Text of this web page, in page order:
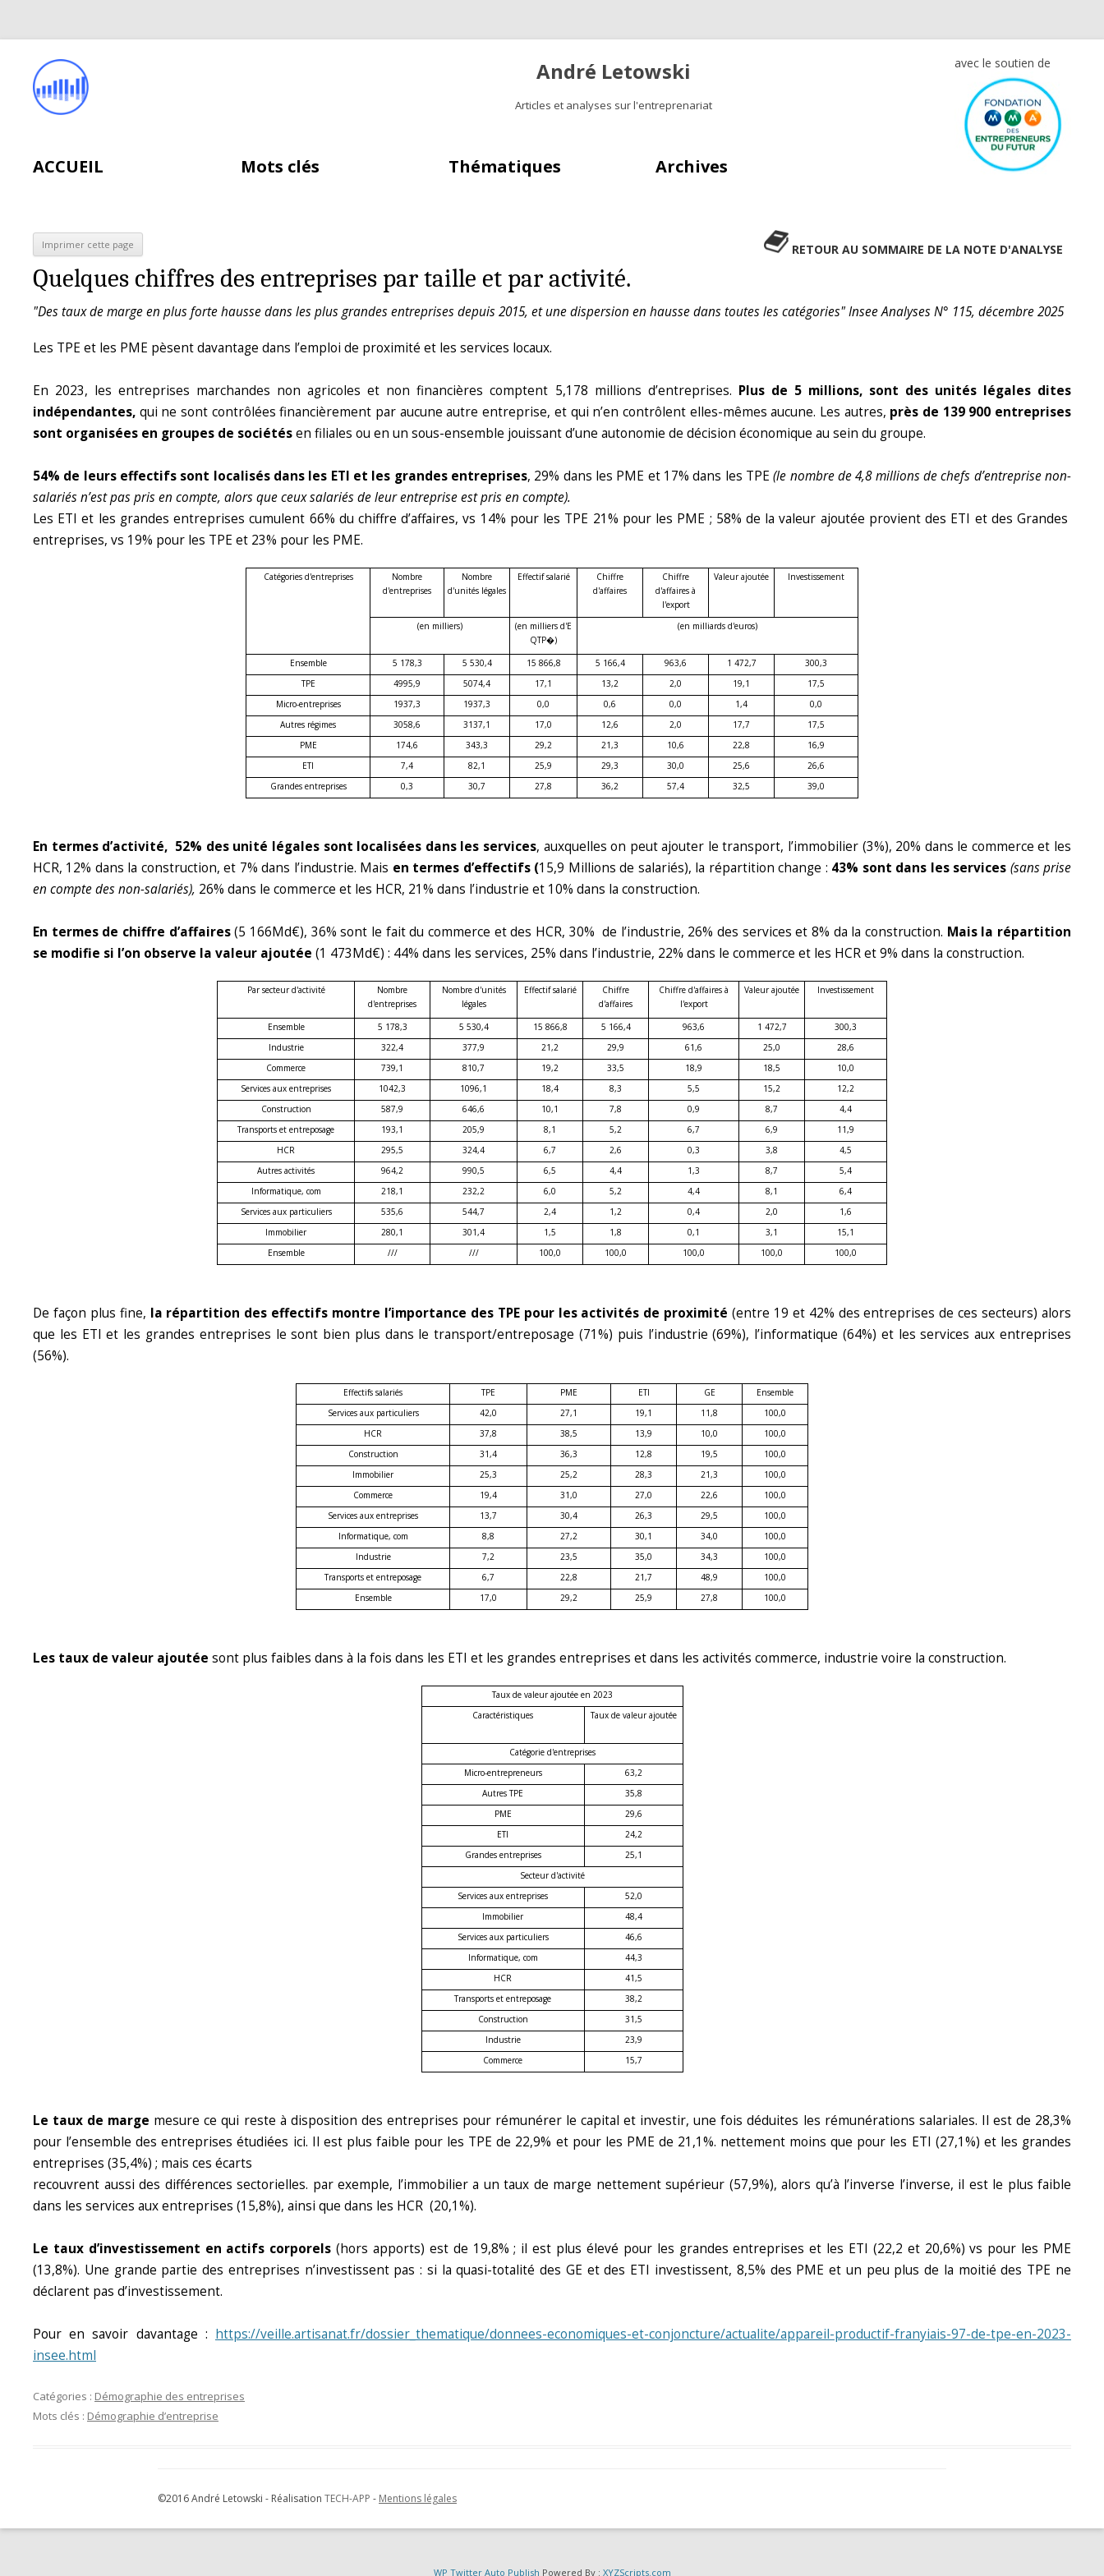
André Letowski
Articles et analyses sur l'entreprenariat
avec le soutien de
ACCUEIL Mots clés Thématiques Archives
RETOUR AU SOMMAIRE DE LA NOTE D'ANALYSE
Quelques chiffres des entreprises par taille et par activité.
"Des taux de marge en plus forte hausse dans les plus grandes entreprises depuis 2015, et une dispersion en hausse dans toutes les catégories" Insee Analyses N° 115, décembre 2025
Les TPE et les PME pèsent davantage dans l’emploi de proximité et les services locaux.
En 2023, les entreprises marchandes non agricoles et non financières comptent 5,178 millions d’entreprises. Plus de 5 millions, sont des unités légales dites
indépendantes, qui ne sont contrôlées financièrement par aucune autre entreprise, et qui n’en contrôlent elles-mêmes aucune. Les autres, près de 139 900 entreprises
sont organisées en groupes de sociétésen filiales ou en un sous-ensemble jouissant d’une autonomie de décision économique au sein du groupe.
54% de leurs effectifs sont localisés dans les ETI et les grandes entreprises, 29% dans les PME et 17% dans les TPE(le nombre de 4,8 millions de chefs d’entreprise non-
salariés n’est pas pris en compte, alors que ceux salariés de leur entreprise est pris en compte).
Les ETI et les grandes entreprises cumulent 66% du chiffre d’affaires, vs 14% pour les TPE 21% pour les PME ; 58% de la valeur ajoutée provient des ETI et des Grandes
entreprises, vs 19% pour les TPE et 23% pour les PME.
Catégories d'entreprises
Nombre
d'entreprises
Nombre
d'unités légales
Effectif salarié
Chiffre
d'affaires
Chiffre
d'affaires à
l'export
Valeur ajoutée Investissement
(en milliers)
(en milliers d'E
QTP�)
(en milliards d'euros)
Ensemble 5 178,3 5 530,4 15 866,8 5 166,4 963,6 1 472,7
300,3
TPE
4995,9 5074,4 17,1 13,2 2,0 19,1
17,5
Micro-entreprises
1937,3 1937,3 0,0 0,6 0,0 1,4
0,0
Autres régimes
3058,6 3137,1 17,0 12,6 2,0 17,7
17,5
PME
174,6 343,3 29,2 21,3 10,6 22,8
16,9
ETI
7,4 82,1 25,9 29,3 30,0 25,6
26,6
Grandes entreprises
0,3 30,7 27,8 36,2 57,4 32,5 39,0
En termes d’activité, 52% des unité légales sont localisées dans les services, auxquelles on peut ajouter le transport, l’immobilier (3%), 20% dans le commerce et les
HCR, 12% dans la construction, et 7% dans l’industrie. Mais en termes d’effectifs (15,9 Millions de salariés), la répartition change : 43% sont dans les services (sans prise
en compte des non-salariés), 26% dans le commerce et les HCR, 21% dans l’industrie et 10% dans la construction.
En termes de chiffre d’affaires(5 166Md€), 36% sont le fait du commerce et des HCR, 30% de l’industrie, 26% des services et 8% da la construction. Mais la répartition
se modifie si l’on observe la valeur ajoutée (1 473Md€) : 44% dans les services, 25% dans l’industrie, 22% dans le commerce et les HCR et 9% dans la construction.
Par secteur d'activité
Nombre
d'entreprises
Nombre d'unités
légales
Effectif salarié
Chiffre
d'affaires
Chiffre d'affaires à
l'export
Valeur ajoutée Investissement
Ensemble 5 178,3 5 530,4 15 866,8 5 166,4 963,6 1 472,7
300,3
Industrie
322,4 377,9 21,2 29,9 61,6 25,0
28,6
Commerce
739,1 810,7 19,2 33,5 18,9 18,5
10,0
Services aux entreprises
1042,3 1096,1 18,4 8,3 5,5 15,2
12,2
Construction
587,9 646,6 10,1 7,8 0,9 8,7
4,4
Transports et entreposage
193,1 205,9 8,1 5,2 6,7 6,9
11,9
HCR
295,5 324,4 6,7 2,6 0,3 3,8
4,5
Autres activités
964,2 990,5 6,5 4,4 1,3 8,7
5,4
Informatique, com
218,1 232,2 6,0 5,2 4,4 8,1
6,4
Services aux particuliers
535,6 544,7 2,4 1,2 0,4 2,0
1,6
Immobilier
280,1 301,4 1,5 1,8 0,1 3,1
15,1
Ensemble
/// /// 100,0 100,0 100,0 100,0 100,0
De façon plus fine, la répartition des effectifs montre l’importance des TPE pour les activités de proximité (entre 19 et 42% des entreprises de ces secteurs) alors
que les ETI et les grandes entreprises le sont bien plus dans le transport/entreposage (71%) puis l’industrie (69%), l’informatique (64%) et les services aux entreprises
(56%).
Effectifs salariés TPE PME ETI GE
Ensemble
Services aux particuliers
42,0 27,1 19,1 11,8
100,0
HCR
37,8 38,5 13,9 10,0
100,0
Construction
31,4 36,3 12,8 19,5
100,0
Immobilier
25,3 25,2 28,3 21,3
100,0
Commerce
19,4 31,0 27,0 22,6
100,0
Services aux entreprises
13,7 30,4 26,3 29,5
100,0
Informatique, com
8,8 27,2 30,1 34,0
100,0
Industrie
7,2 23,5 35,0 34,3
100,0
Transports et entreposage
6,7 22,8 21,7 48,9
100,0
Ensemble
17,0 29,2 25,9 27,8 100,0
Les taux de valeur ajoutée sont plus faibles dans à la fois dans les ETI et les grandes entreprises et dans les activités commerce, industrie voire la construction.
Taux de valeur ajoutée en 2023
Caractéristiques
Taux de valeur ajoutée
Catégorie d'entreprises
Micro-entrepreneurs
63,2
Autres TPE
35,8
PME
29,6
ETI
24,2
Grandes entreprises
25,1
Secteur d'activité
Services aux entreprises
52,0
Immobilier
48,4
Services aux particuliers
46,6
Informatique, com
44,3
HCR
41,5
Transports et entreposage
38,2
Construction
31,5
Industrie
23,9
Commerce
15,7
Le taux de marge mesure ce qui reste à disposition des entreprises pour rémunérer le capital et investir, une fois déduites les rémunérations salariales. Il est de 28,3%
pour l’ensemble des entreprises étudiées ici. Il est plus faible pour les TPE de 22,9% et pour les PME de 21,1%. nettement moins que pour les ETI (27,1%) et les grandes
entreprises (35,4%) ; mais ces écarts
recouvrent aussi des différences sectorielles. par exemple, l’immobilier a un taux de marge nettement supérieur (57,9%), alors qu’à l’inverse l’inverse, il est le plus faible
dans les services aux entreprises (15,8%), ainsi que dans les HCR (20,1%).
Le taux d’investissement en actifs corporels (hors apports) est de 19,8% ; il est plus élevé pour les grandes entreprises et les ETI (22,2 et 20,6%) vs pour les PME
(13,8%). Une grande partie des entreprises n’investissent pas : si la quasi-totalité des GE et des ETI investissent, 8,5% des PME et un peu plus de la moitié des TPE ne
déclarent pas d’investissement.
Pour en savoir davantage : https://veille.artisanat.fr/dossier_thematique/donnees-economiques-et-conjoncture/actualite/appareil-productif-franyiais-97-de-tpe-en-2023-
insee.html
Catégories : Démographie des entreprises
Mots clés : Démographie d’entreprise
©2016 André Letowski - Réalisation TECH-APP - Mentions légales
WP Twitter Auto Publish Powered By : XYZScripts.com